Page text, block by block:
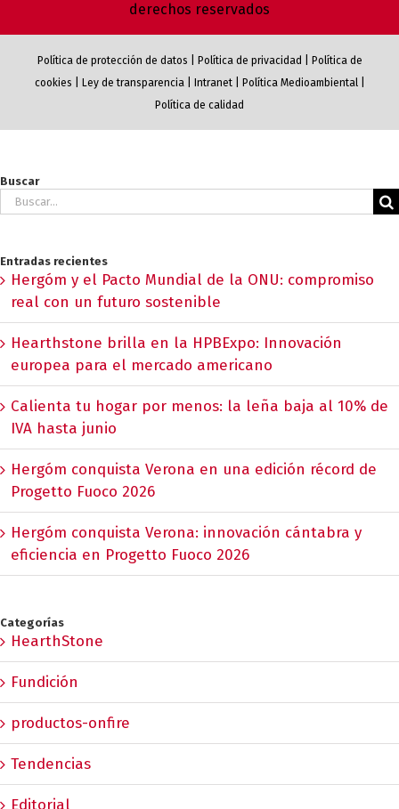
derechos reservados
Política de protección de datos Política de privacidad
Política de
cookies
Ley de transparencia| Intranet| Política Medioambiental|
Política de calidad
Buscar
Buscar:
Entradas recientes
Hergóm y el Pacto Mundial de la ONU: compromiso
real con un futuro sostenible
Hearthstone brilla en la HPBExpo: Innovación
europea para el mercado americano
Calienta tu hogar por menos: la leña baja al 10% de
IVA hasta junio
Hergóm conquista Verona en una edición récord de
Progetto Fuoco 2026
Hergóm conquista Verona: innovación cántabra y
eficiencia en Progetto Fuoco 2026
Categorías
HearthStone
Fundición
productos-onfire
Tendencias
Editorial